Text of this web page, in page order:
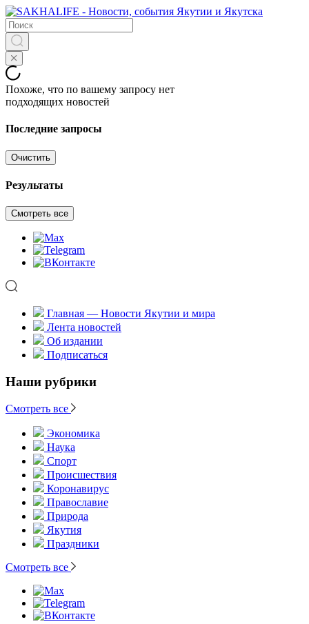
Похоже, что по вашему запросу нет
подходящих новостей
Последние запросы
Очистить
Результаты
Смотреть все
Главная — Новости Якутии и мира
Лента новостей
Об издании
Подписаться
Наши рубрики
Смотреть все
Экономика
Наука
Спорт
Происшествия
Коронавирус
Православие
Природа
Якутия
Праздники
Смотреть все